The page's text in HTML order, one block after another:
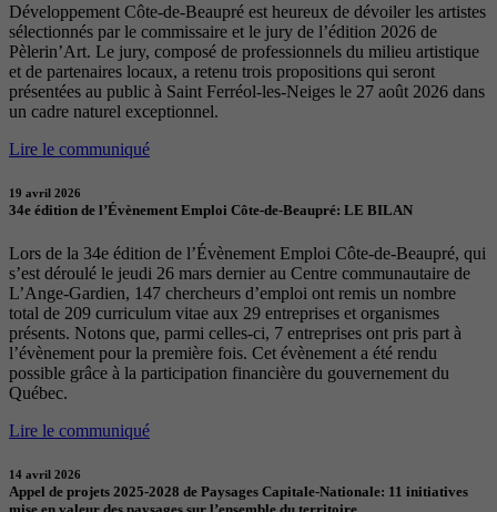
Développement Côte-de-Beaupré est heureux de dévoiler les artistes
sélectionnés par le commissaire et le jury de l’édition 2026 de
Pèlerin’Art. Le jury, composé de professionnels du milieu artistique
et de partenaires locaux, a retenu trois propositions qui seront
présentées au public à Saint Ferréol-les-Neiges le 27 août 2026 dans
un cadre naturel exceptionnel.
Lire le communiqué
19 avril 2026
34e édition de l’Évènement Emploi Côte-de-Beaupré: LE BILAN
Lors de la 34e édition de l’Évènement Emploi Côte-de-Beaupré, qui
s’est déroulé le jeudi 26 mars dernier au Centre communautaire de
L’Ange-Gardien, 147 chercheurs d’emploi ont remis un nombre
total de 209 curriculum vitae aux 29 entreprises et organismes
présents. Notons que, parmi celles-ci, 7 entreprises ont pris part à
l’évènement pour la première fois. Cet évènement a été rendu
possible grâce à la participation financière du gouvernement du
Québec.
Lire le communiqué
14 avril 2026
Appel de projets 2025-2028 de Paysages Capitale-Nationale: 11 initiatives